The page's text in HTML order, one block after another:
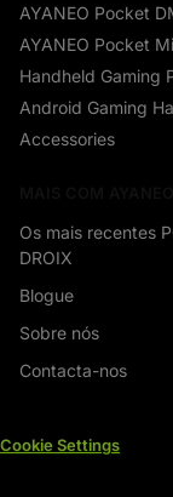
AYANEO Pocket
AYANEO Pocket
Handheld Gaming
Android Gaming
Accessories
Os mais recentes
DROIX
Blogue
Sobre nós
Contacta-nos
Cookie Settings